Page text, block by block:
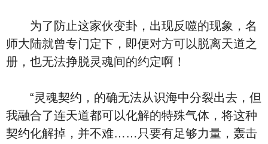
为了防止这家伙变卦，出现反噬的现象，名
师大陆就曾专门定下，即便对方可以脱离天道之
册，也无法挣脱灵魂间的约定啊！
“灵魂契约，的确无法从识海中分裂出去，但
我融合了连天道都可以化解的特殊气体，将这种
契约化解掉，并不难……只要有足够力量，轰击